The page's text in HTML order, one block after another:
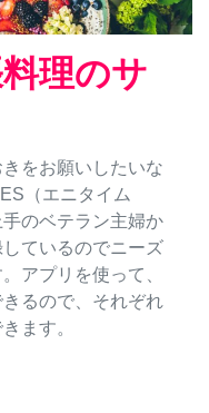
理のサ
をお願いしたいな
（エニタイム
のベテラン主婦か
ているのでニーズ
アプリを使って、
るので、それぞれ
ます。